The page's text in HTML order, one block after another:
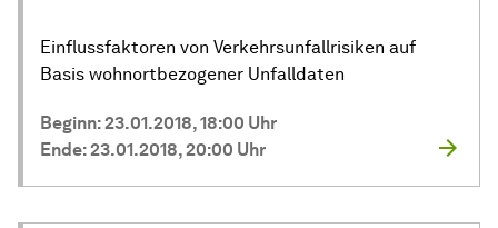
Einflussfaktoren von Verkehrsunfallrisiken auf
Basis wohnortbezogener Unfalldaten
Beginn: 23.01.2018, 18:00 Uhr
Ende: 23.01.2018, 20:00 Uhr